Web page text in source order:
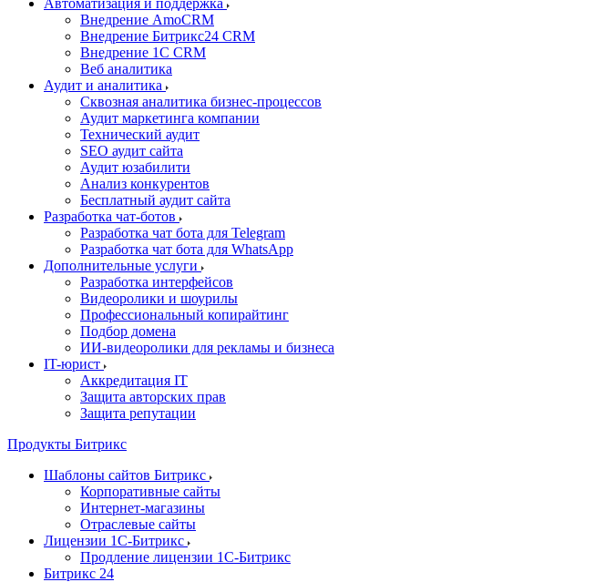
Автоматизация и поддержка
Внедрение AmoCRM
Внедрение Битрикс24 CRM
Внедрение 1C CRM
Веб аналитика
Аудит и аналитика
Сквозная аналитика бизнес-процессов
Аудит маркетинга компании
Технический аудит
SEO аудит сайта
Аудит юзабилити
Анализ конкурентов
Бесплатный аудит сайта
Разработка чат-ботов
Разработка чат бота для Telegram
Разработка чат бота для WhatsApp
Дополнительные услуги
Разработка интерфейсов
Видеоролики и шоурилы
Профессиональный копирайтинг
Подбор домена
ИИ-видеоролики для рекламы и бизнеса
IT-юрист
Аккредитация IT
Защита авторских прав
Защита репутации
Продукты Битрикс
Шаблоны сайтов Битрикс
Корпоративные сайты
Интернет-магазины
Отраслевые сайты
Лицензии 1С-Битрикс
Продление лицензии 1С-Битрикс
Битрикс 24